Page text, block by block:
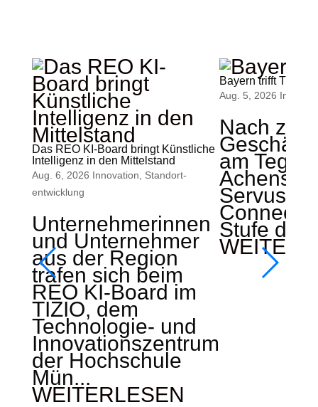
Das REO KI-Board bringt Künstliche
Intelligenz in den Mittelstand
Aug. 6, 2026 Innovation
Standort­
entwicklung
Unternehmerinnen
und Unternehmer
aus der Region
trafen sich beim
REO KI-Board im
TIZIO, dem
Technologie- und
Innovationszentrum
der Hochschule
Mün...
WEITERLESEN
Bayern trifft Tirol
Aug. 5, 2026
Nach
am
Connect
Stufe der